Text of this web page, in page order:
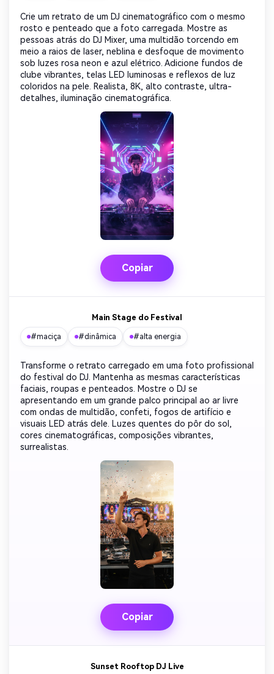
Crie um retrato de um DJ cinematográfico com o mesmo
rosto e penteado que a foto carregada. Mostre as
pessoas atrás do DJ Mixer, uma multidão torcendo em
meio a raios de laser, neblina e desfoque de movimento
sob luzes rosa neon e azul elétrico. Adicione fundos de
clube vibrantes, telas LED luminosas e reflexos de luz
coloridos na pele. Realista, 8K, alto contraste, ultra-
detalhes, iluminação cinematográfica.
Copiar
Main Stage do Festival
#maciça #dinâmica #alta energia
Transforme o retrato carregado em uma foto profissional
do festival do DJ. Mantenha as mesmas características
faciais, roupas e penteados. Mostre o DJ se
apresentando em um grande palco principal ao ar livre
com ondas de multidão, confeti, fogos de artifício e
visuais LED atrás dele. Luzes quentes do pôr do sol,
cores cinematográficas, composições vibrantes,
surrealistas.
Copiar
Sunset Rooftop DJ Live
Crie imagens com